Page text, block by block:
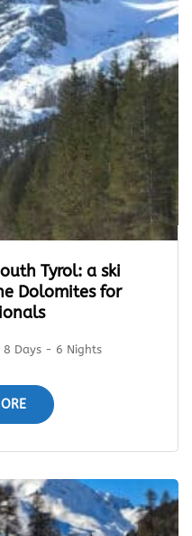
Tyrol: a ski
Dolomites for
8 Days - 6 Nights